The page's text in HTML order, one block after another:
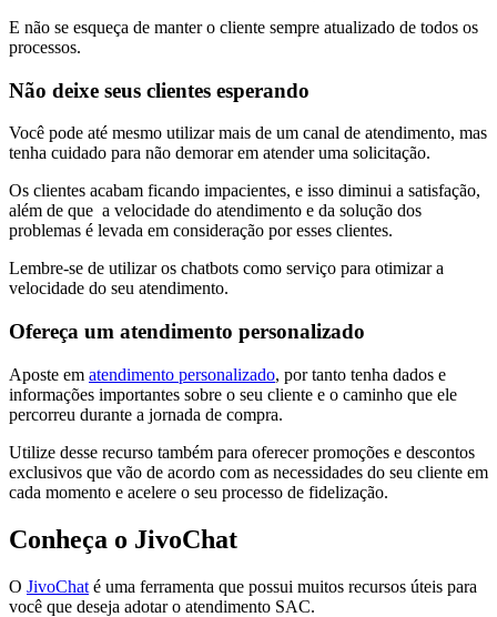
E não se esqueça de manter o cliente sempre atualizado de todos os
processos.
Não deixe seus clientes esperando
Você pode até mesmo utilizar mais de um canal de atendimento, mas
tenha cuidado para não demorar em atender uma solicitação.
Os clientes acabam ficando impacientes, e isso diminui a satisfação,
além de que a velocidade do atendimento e da solução dos
problemas é levada em consideração por esses clientes.
Lembre-se de utilizar os chatbots como serviço para otimizar a
velocidade do seu atendimento.
Ofereça um atendimento personalizado
Aposte em atendimento personalizado, por tanto tenha dados e
informações importantes sobre o seu cliente e o caminho que ele
percorreu durante a jornada de compra.
Utilize desse recurso também para oferecer promoções e descontos
exclusivos que vão de acordo com as necessidades do seu cliente em
cada momento e acelere o seu processo de fidelização.
Conheça o JivoChat
O JivoChat é uma ferramenta que possui muitos recursos úteis para
você que deseja adotar o atendimento SAC.